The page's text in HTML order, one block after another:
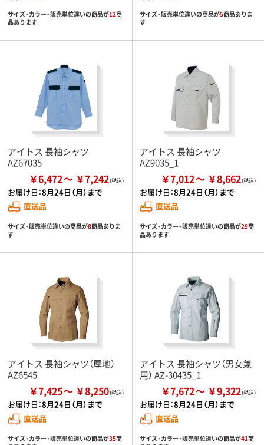
サイズ・カラー・販売単位違いの商品が12商
品あります
サイズ・販売単位違いの商品が5商品ありま
す
アイトス 長袖シャツ
AZ67035
￥6,472 ￥7,242
お届け日：8月24日（月）まで
直送品
サイズ・販売単位違いの商品が8商品ありま
す
アイトス 長袖シャツ
AZ9035_1
￥7,012 ￥8,662
お届け日：8月24日（月）まで
直送品
サイズ・カラー・販売単位違いの商品が29商
品あります
アイトス 長袖シャツ（厚地）
AZ6545
￥7,425 ￥8,250
お届け日：8月24日（月）まで
直送品
サイズ・カラー・販売単位違いの商品が35商
アイトス 長袖シャツ（男女兼
用） AZ-30435_1
￥7,672 ￥9,322
お届け日：8月24日（月）まで
直送品
サイズ・カラー・販売単位違いの商品が41商